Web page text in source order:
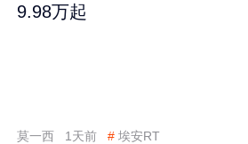
9.98万起
莫一西 1天前 # 埃安RT